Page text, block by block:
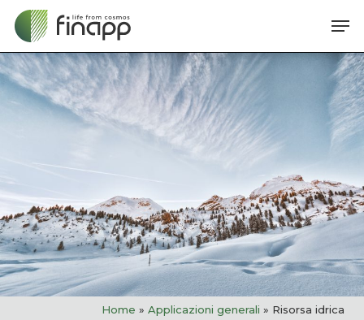
Skip
main
content
Home » Applicazioni generali » Risorsa idrica